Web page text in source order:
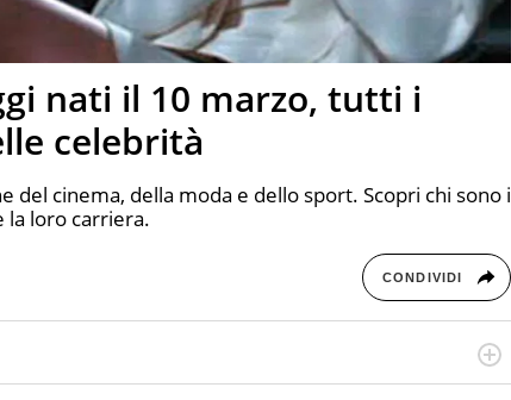
nati il 10 marzo, tutti i
celebrità
del cinema, della moda e dello sport. Scopri chi sono i
la loro carriera.
CONDIVIDI
e processi di integrazione e attivo nel campo della ricerca, in